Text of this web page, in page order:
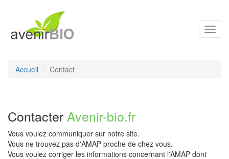
Accueil Contact
Contacter Avenir-bio.fr
Vous voulez communiquer sur notre site.
Vous ne trouvez pas d'AMAP proche de chez vous.
Vous voulez corriger les informations concernant l'AMAP dont